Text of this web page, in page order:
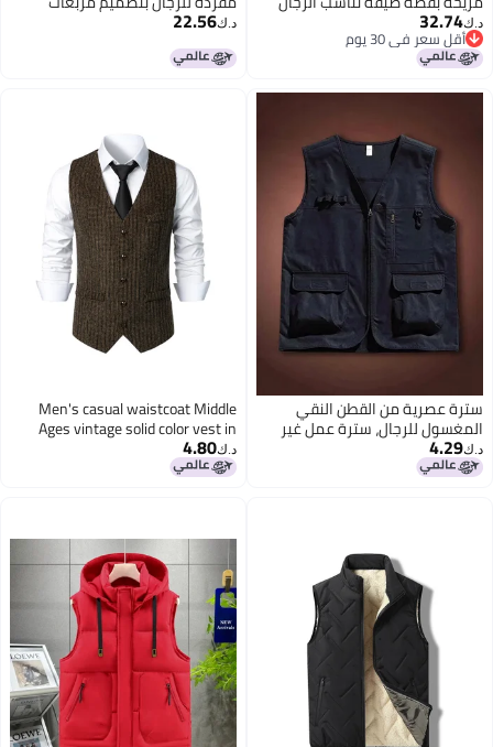
في حفلات الزفاف
د.ك‏32.74
أقل سعر في 30 يوم
أقل سعر في 30 يوم
عصرية، جاكيت بدلة كاجوال للرجال
د.ك‏22.56
2
سترة عصرية من القطن النقي
المغسول للرجال، سترة عمل غير
رسمية في الهواء الطلق، سترة
جبلية، سترة عصرية تناسب جميع
د.ك‏4.29
Men's casual waistcoat Middle
Ages vintage solid color vest in
stock manufacturers direct M98
د.ك‏4.80